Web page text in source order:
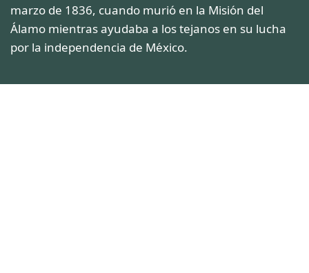
marzo de 1836, cuando murió en la Misión del
Álamo mientras ayudaba a los tejanos en su lucha
por la independencia de México.